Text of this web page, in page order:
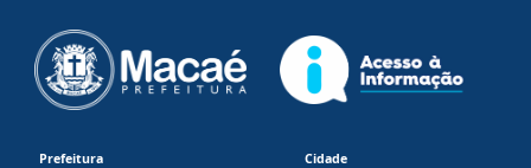
Prefeitura Cidade